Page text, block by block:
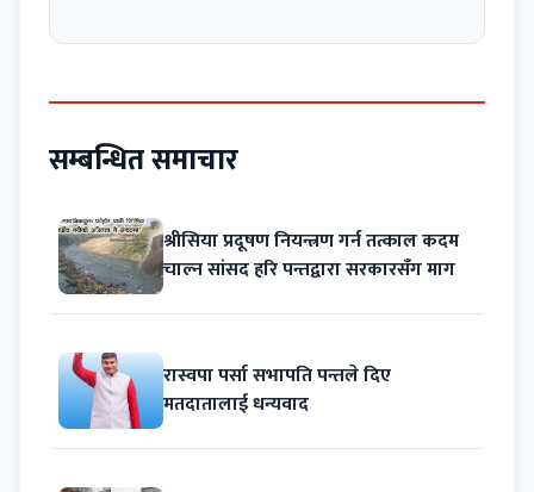
सम्बन्धित समाचार
श्रीसिया प्रदूषण नियन्त्रण गर्न तत्काल कदम
चाल्न सांसद हरि पन्तद्वारा सरकारसँग माग
रास्वपा पर्सा सभापति पन्तले दिए
मतदातालाई धन्यवाद